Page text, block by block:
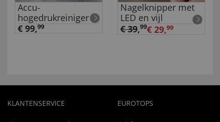
Accu-
hogedrukreiniger
€ 99,99
Nagelknipper met
LED en vijl
€ 39,99€ 29,99
KLANTENSERVICE EUROTOPS